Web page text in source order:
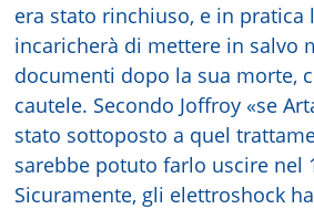
era stato rinchiuso, e in pratica
incaricherà di mettere in salvo
documenti dopo la sua morte,
cautele. Secondo Joffroy «se
stato sottoposto a quel
sarebbe potuto farlo uscire nel
Sicuramente, gli elettroshock